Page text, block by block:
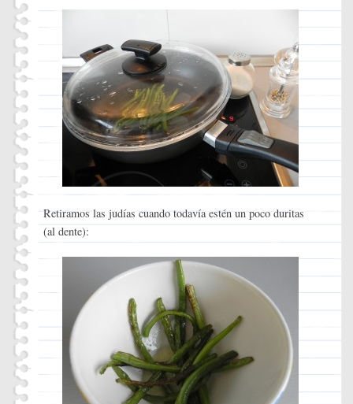
Retiramos las judías cuando todavía estén un poco duritas
(al dente):